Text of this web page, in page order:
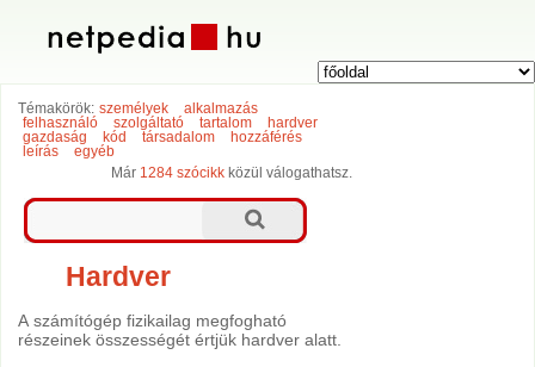
Témakörök: személyek
alkalmazás
felhasználó
szolgáltató tartalom
hardver
gazdaság
kód társadalom
hozzáférés
leírás
egyéb
Már 1284 szócikk közül válogathatsz.
Hardver
A számítógép fizikailag megfogható
részeinek összességét értjük hardver alatt.